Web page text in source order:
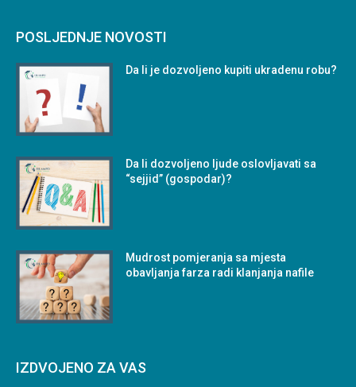
POSLJEDNJE NOVOSTI
Da li je dozvoljeno kupiti ukradenu robu?
Da li dozvoljeno ljude oslovljavati sa
“sejjid” (gospodar)?
Mudrost pomjeranja sa mjesta
obavljanja farza radi klanjanja nafile
IZDVOJENO ZA VAS